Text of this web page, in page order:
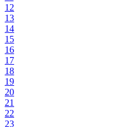
12
13
14
15
16
17
18
19
20
21
22
23